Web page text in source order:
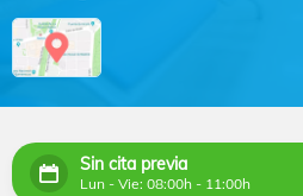
Sin cita previa
Lun - Vie: 08:00h - 11:00h